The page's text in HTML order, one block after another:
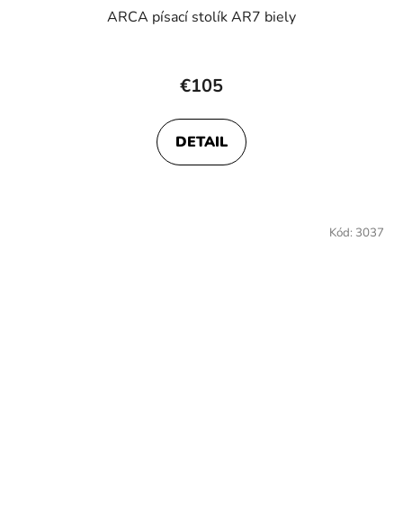
ARCA písací stolík AR7 biely
€105
DETAIL
Kód: 3037